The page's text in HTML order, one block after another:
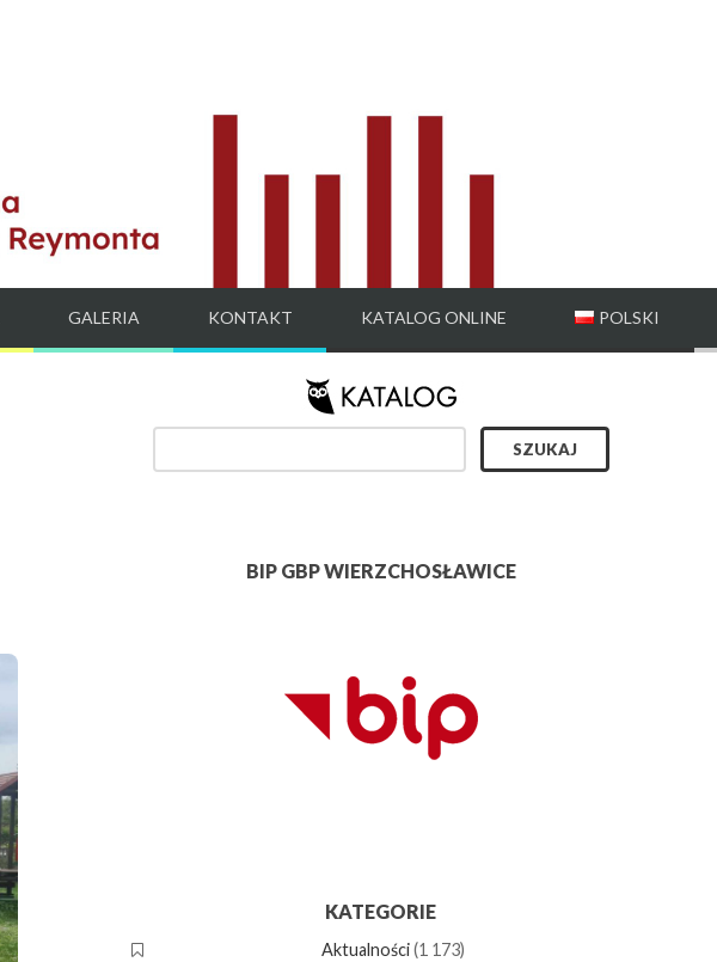
GALERIA KONTAKT KATALOG ONLINE POLSKI
BIP GBP WIERZCHOSŁAWICE
KATEGORIE
Aktualności(1 173)